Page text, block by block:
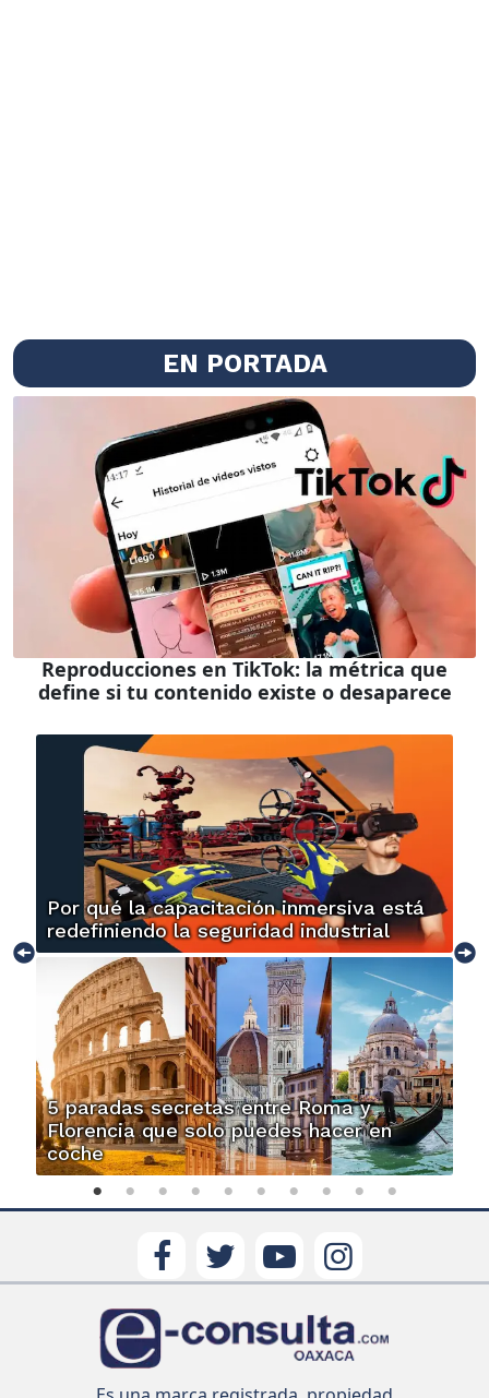
EN PORTADA
Reproducciones en TikTok: la métrica que
define si tu contenido existe o desaparece
Por qué la capacitación inmersiva está
redefiniendo la seguridad industrial
5 paradas secretas entre Roma y
Florencia que solo puedes hacer en
coche